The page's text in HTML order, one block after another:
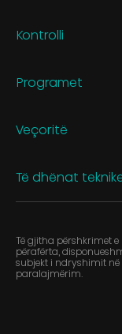
Kontrolli
Programet
Veçoritë
Të dhënat
Të gjitha përshkrimet
përafërta,
subjekt i ndryshimit në
paralajmërim.